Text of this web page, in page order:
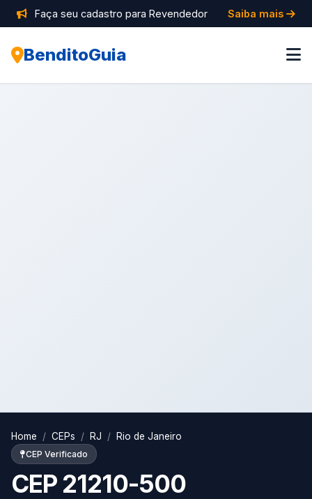
Faça seu cadastro para Revendedor Saiba mais
BenditoGuia
Home CEPs RJ Rio de Janeiro
CEP Verificado
CEP 21210-500